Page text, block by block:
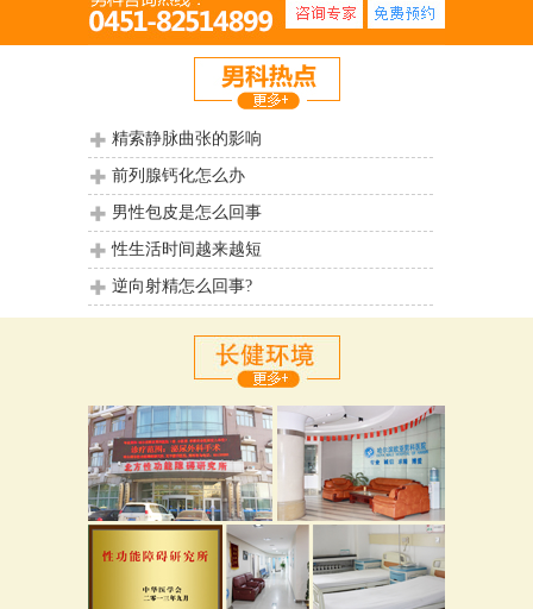
精索静脉曲张的影响
前列腺钙化怎么办
男性包皮是怎么回事
性生活时间越来越短
逆向射精怎么回事?